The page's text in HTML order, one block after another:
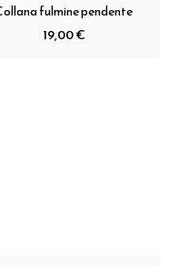
fulmine pendente
19,00 €